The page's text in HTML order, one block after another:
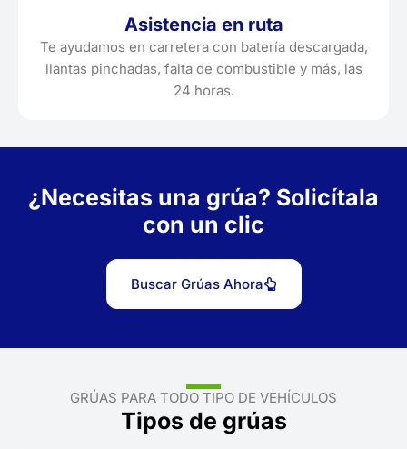
Asistencia en ruta
Te ayudamos en carretera con batería descargada,
llantas pinchadas, falta de combustible y más, las
24 horas.
¿Necesitas una grúa? Solicítala
con un clic
Buscar Grúas Ahora
GRÚAS PARA TODO TIPO DE VEHÍCULOS
Tipos de grúas